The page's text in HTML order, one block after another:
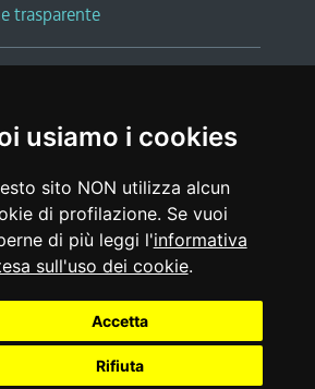
usiamo i cookies
sito NON utilizza alcun
di profilazione. Se vuoi
di più leggi l'informativa
sull'uso dei cookie.
Accetta
Rifiuta
trasparente
|note legali |glossario
media policy
accessibilità |feedback
cookie
Realizzato da